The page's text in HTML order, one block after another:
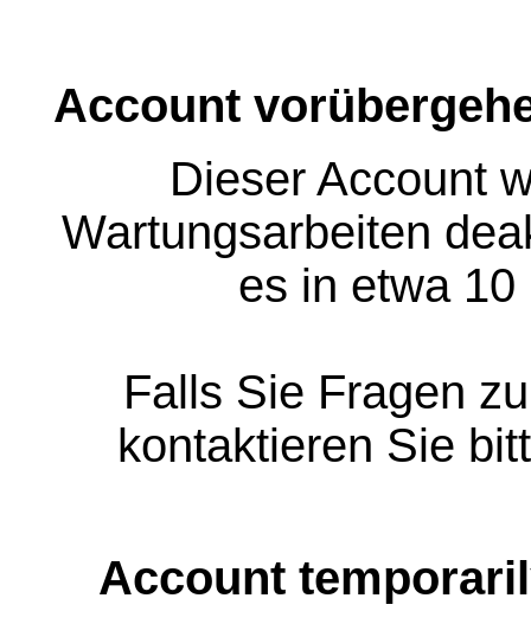
Account
Dieser Account
Wartungsarbeiten
es in etwa
Falls Sie Fragen
kontaktieren Sie
Account